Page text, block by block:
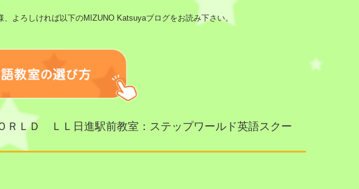
よろしければ以下のMIZUNO Katsuyaブログをお読み下さい。
ＬＤ ＬＬ日進駅前教室：ステップワールド英語スクー